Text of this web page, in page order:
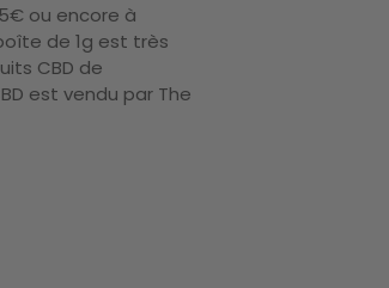
ou encore à
de 1g est très
CBD de
est vendu par The